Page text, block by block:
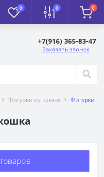
0 0 0
+7(916) 365-83-47
Заказать звонок
Фигурки из камня Фигурки